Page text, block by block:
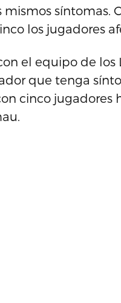
síntomas.
los jugadores
el equipo de los
que tenga
cinco jugadores